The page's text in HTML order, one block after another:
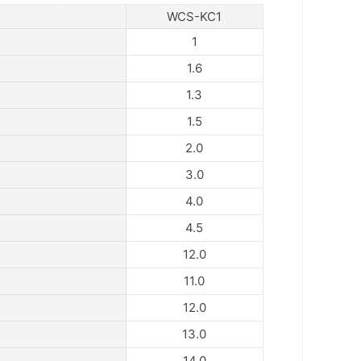
WCS-KC1
1
1.6
1.3
1.5
2.0
3.0
4.0
4.5
12.0
11.0
12.0
13.0